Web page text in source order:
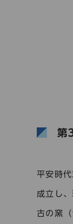
第
平安時
成立し
古の窯